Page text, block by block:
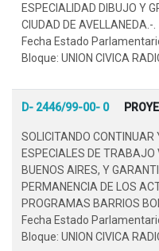
ESPECIALIDAD DIBUJO Y
CIUDAD DE AVELLANEDA.-.
Fecha Estado
Bloque: UNION CIVICA
D- 2446/99-00- 0
SOLICITANDO
ESPECIALES DE TRABAJO
BUENOS AIRES, Y
PERMANENCIA DE LOS
PROGRAMAS BARRIOS
Fecha Estado
Bloque: UNION CIVICA